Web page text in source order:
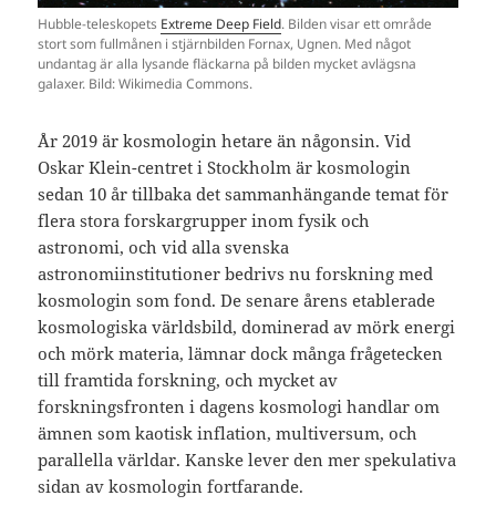
Hubble-teleskopets Extreme Deep Field. Bilden visar ett område
stort som fullmånen i stjärnbilden Fornax, Ugnen. Med något
undantag är alla lysande fläckarna på bilden mycket avlägsna
galaxer. Bild: Wikimedia Commons.
År 2019 är kosmologin hetare än någonsin. Vid
Oskar Klein-centret i Stockholm är kosmologin
sedan 10 år tillbaka det sammanhängande temat för
flera stora forskargrupper inom fysik och
astronomi, och vid alla svenska
astronomiinstitutioner bedrivs nu forskning med
kosmologin som fond. De senare årens etablerade
kosmologiska världsbild, dominerad av mörk energi
och mörk materia, lämnar dock många frågetecken
till framtida forskning, och mycket av
forskningsfronten i dagens kosmologi handlar om
ämnen som kaotisk inflation, multiversum, och
parallella världar. Kanske lever den mer spekulativa
sidan av kosmologin fortfarande.